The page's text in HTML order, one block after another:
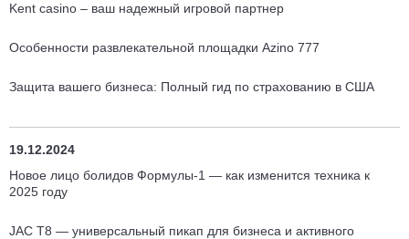
Kent casino – ваш надежный игровой партнер
Особенности развлекательной площадки Аzino 777
Защита вашего бизнеса: Полный гид по страхованию в США
19.12.2024
Новое лицо болидов Формулы-1 — как изменится техника к
2025 году
JAC T8 — универсальный пикап для бизнеса и активного